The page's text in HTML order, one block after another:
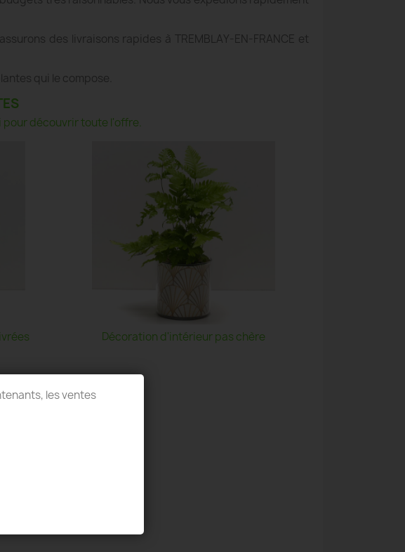
des livraisons rapides à TREMBLAY-EN-FRANCE et
qui le compose.
pour découvrir toute l'offre.
Décoration d'intérieur pas chère
les ventes